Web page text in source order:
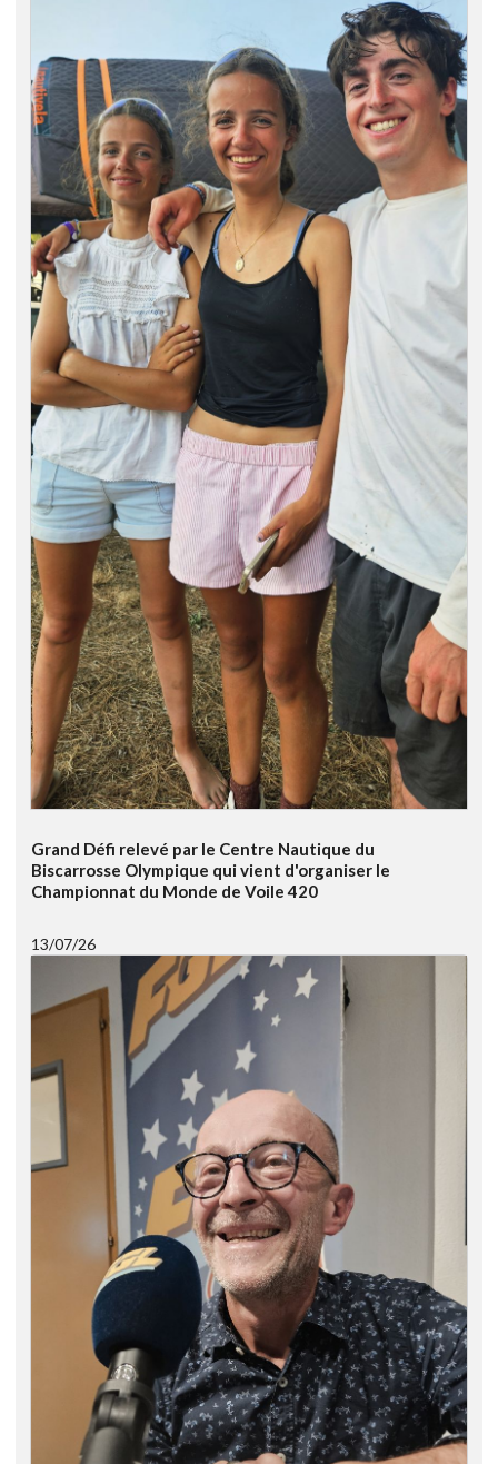
Grand Défi relevé par le Centre Nautique du
Biscarrosse Olympique qui vient d'organiser le
Championnat du Monde de Voile 420
13/07/26